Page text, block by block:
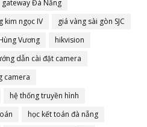
gateway Đà Nẵng
kim ngọc IV
giá vàng sài gòn SJC
Vương
hikvision
dẫn cài đặt camera
camera
hệ thống truyền hình
học kết toán đà nẵng